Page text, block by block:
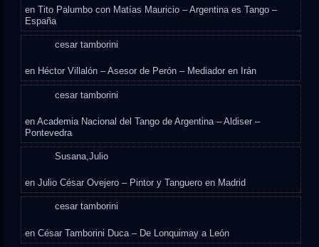
enTito Palumbo con Matías Mauricio – Argentina es Tango –
España
cesar tamborini
en Héctor Villalón – Asesor de Perón – Mediador en Irán
cesar tamborini
enAcademia Nacional del Tango de Argentina – Aldiser –
Pontevedra
Susana,Julio
enJulio César Ovejero – Pintor y Tanguero en Madrid
cesar tamborini
enCésar Tamborini Duca – De Lonquimay a León